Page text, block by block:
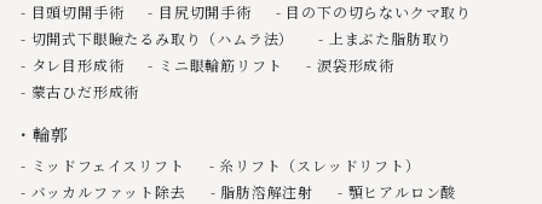
目頭切開手術
目尻切開手術
目の下の切らないクマ取り
切開式下眼瞼たるみ取り（ハムラ法）
上まぶた脂肪取り
タレ目形成術
ミニ眼輪筋リフト
涙袋形成術
蒙古ひだ形成術
輪郭
ミッドフェイスリフト
糸リフト（スレッドリフト）
バッカルファット除去
脂肪溶解注射 顎ヒアルロン酸